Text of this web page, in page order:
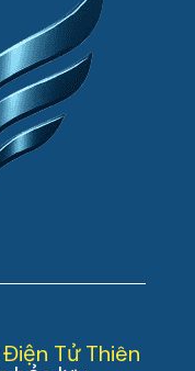
Tử Thiên